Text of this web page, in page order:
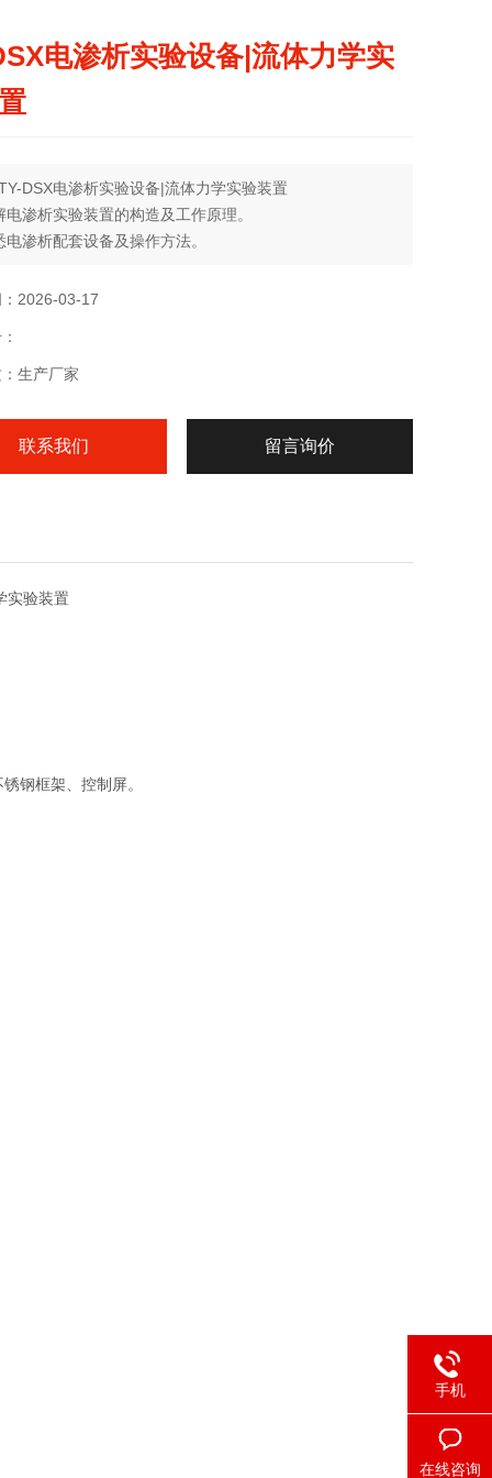
电渗析实验设备|流体力学实
DSX电渗析实验设备|流体力学实验装置
电渗析实验装置的构造及工作原理。
电渗析配套设备及操作方法。
2026-03-17
生产厂家
联系我们 留言询价
实验装置
钢框架、控制屏。
手机
在线咨询